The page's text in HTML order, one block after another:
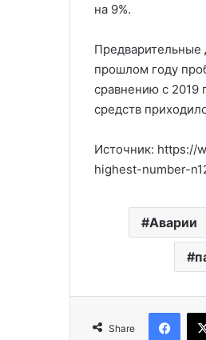
на 9%.
Предварительные
прошлом году
сравнению с 2019
средств
Источник: https://
highest-number-
Аварии
Share